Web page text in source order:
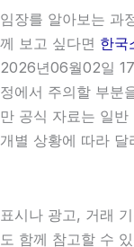
임장를 알아보는 과
께 보고 싶다면 한국
2026년06월02일
정에서 주의할 부분
만 공식 자료는 일
개별 상황에 따라 달
표시나 광고, 거래
도 함께 참고할 수